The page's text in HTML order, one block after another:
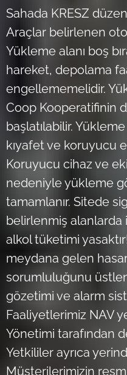
Sahada KRESZ
Araçlar belirlenen
Yükleme alanı boş
hareket, depolama
engellememelidir.
Coop Kooperatifinin
başlatılabilir.
kıyafet ve koruyucu
Koruyucu cihaz ve
nedeniyle yükleme
tamamlanır. Sitede
belirlenmiş alanlarda
alkol tüketimi
meydana gelen
sorumluluğunu
gözetimi ve alarm
Faaliyetlerimiz NAV
Yönetimi tarafından
Yetkililer ayrıca
Müşterilerimizin